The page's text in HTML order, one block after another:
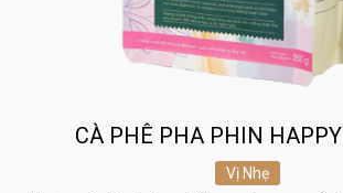
CÀ PHÊ PHA PHIN
Vị Nhẹ